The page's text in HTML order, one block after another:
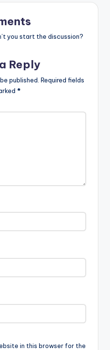
you start the discussion?
Reply
published. Required fields
*
in this browser for the